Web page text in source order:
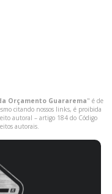
Orçamento Guararema" é de
citando nossos links, é proibida
autoral – artigo 184 do Código
autorais.